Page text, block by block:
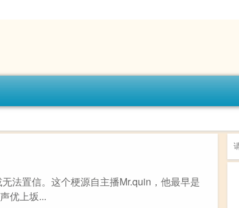
法置信。这个梗源自主播Mr.quin，他最早是
优上坂...